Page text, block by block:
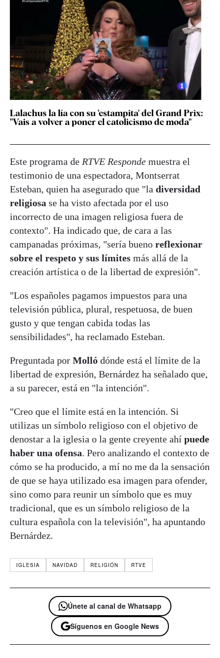
Lalachus la lía con su 'estampita' del Grand Prix:
"Vais a volver a poner el catolicismo de moda"
Este programa de RTVE Responde muestra el
testimonio de una espectadora, Montserrat
Esteban, quien ha asegurado que "la diversidad
religiosa se ha visto afectada por el uso
incorrecto de una imagen religiosa fuera de
contexto". Ha indicado que, de cara a las
campanadas próximas, "sería bueno reflexionar
sobre el respeto y sus límites más allá de la
creación artística o de la libertad de expresión".
"Los españoles pagamos impuestos para una
televisión pública, plural, respetuosa, de buen
gusto y que tengan cabida todas las
sensibilidades", ha reclamado Esteban.
Preguntada por Molló dónde está el límite de la
libertad de expresión, Bernárdez ha señalado que,
a su parecer, está en "la intención".
"Creo que el límite está en la intención. Si
utilizas un símbolo religioso con el objetivo de
denostar a la iglesia o la gente creyente ahí puede
haber una ofensa. Pero analizando el contexto de
cómo se ha producido, a mí no me da la sensación
de que se haya utilizado esa imagen para ofender,
sino como para reunir un símbolo que es muy
tradicional, que es un símbolo religioso de la
cultura española con la televisión", ha apuntando
Bernárdez.
IGLESIA NAVIDAD RELIGIÓN RTVE
Únete al canal de Whatsapp
Síguenos en Google News